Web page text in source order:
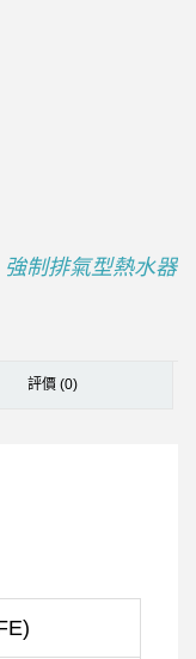
強制排氣型熱水器
評價 (0)